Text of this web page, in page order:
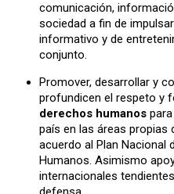
comunicación,
sociedad a fin de
informativo y de
conjunto.
Promover, desarrollar y
profundicen el respeto y
derechos humanos
país en las áreas propias
acuerdo al Plan Nacional
Humanos. Asimismo
internacionales